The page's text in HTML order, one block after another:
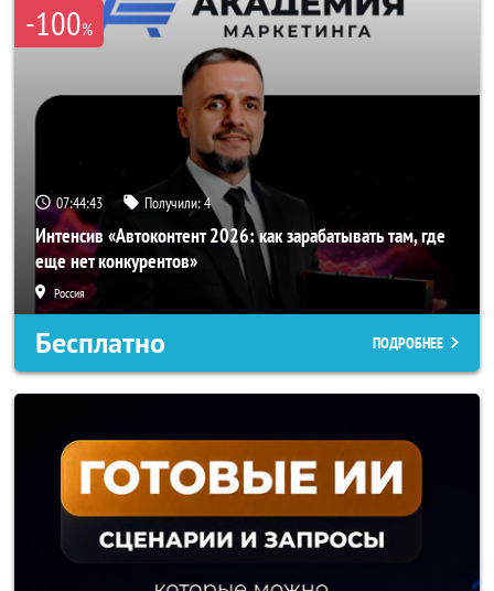
-100%
07:44:42 Получили:4
Интенсив «Автоконтент 2026: как зарабатывать там, где
еще нет конкурентов»
Россия
Бесплатно ПОДРОБНЕЕ